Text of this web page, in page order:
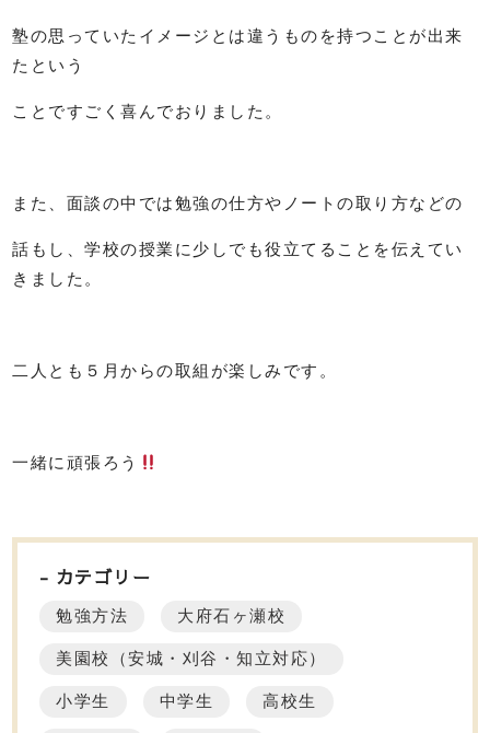
塾の思っていたイメージとは違うものを持つことが出来
たという
ことですごく喜んでおりました。
また、面談の中では勉強の仕方やノートの取り方などの
話もし、学校の授業に少しでも役立てることを伝えてい
きました。
二人とも５月からの取組が楽しみです。
一緒に頑張ろう
カテゴリー
勉強方法 大府石ヶ瀬校
美園校（安城・刈谷・知立対応）
小学生 中学生 高校生